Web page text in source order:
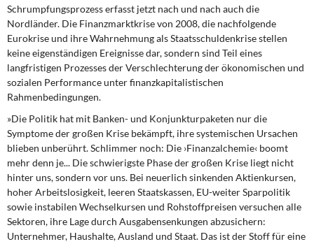
Schrumpfungsprozess erfasst jetzt nach und nach auch die
Nordländer. Die Finanzmarktkrise von 2008, die nachfolgende
Eurokrise und ihre Wahrnehmung als Staatsschuldenkrise stellen
keine eigenständigen Ereignisse dar, sondern sind Teil eines
langfristigen Prozesses der Verschlechterung der ökonomischen und
sozialen Performance unter finanzkapitalistischen
Rahmenbedingungen.
»Die Politik hat mit Banken- und Konjunkturpaketen nur die
Symptome der großen Krise bekämpft, ihre systemischen Ursachen
blieben unberührt. Schlimmer noch: Die ›Finanzalchemie‹ boomt
mehr denn je... Die schwierigste Phase der großen Krise liegt nicht
hinter uns, sondern vor uns. Bei neuerlich sinkenden Aktienkursen,
hoher Arbeitslosigkeit, leeren Staatskassen, EU-weiter Sparpolitik
sowie instabilen Wechselkursen und Rohstoffpreisen versuchen alle
Sektoren, ihre Lage durch Ausgabensenkungen abzusichern:
Unternehmer, Haushalte, Ausland und Staat. Das ist der Stoff für eine